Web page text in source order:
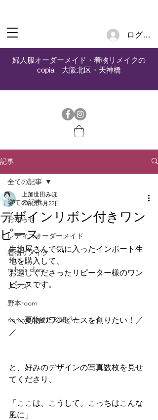
ログイン
婦人服オーダーメイド・着物リメイクの
copia 大阪北区・天神橋
記事
全ての記事
お知らせ
レディスオーダーメイド
着物リメイク
miho's diary
メンズ
野本room
nomotoは見た＆聞いた
全ての記事
デザインリボン付きワン
ピース
上加世田みほ
2024年5月22日
生地屋さんで気に入ったインポート生
地を購入して、
お越しくださったリピーター様のワン
ピースです。
＼＼夏物のワンピースを創りたい！／
／
と、好みのデザインの写真数枚を見せ
てくださり、
「ここは、こうして。こっちはこんな
風に」